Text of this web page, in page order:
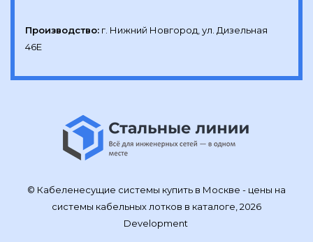
Производство: г. Нижний Новгород, ул. Дизельная
46Е
© Кабеленесущие системы купить в Москве - цены на
системы кабельных лотков в каталоге, 2026
Development